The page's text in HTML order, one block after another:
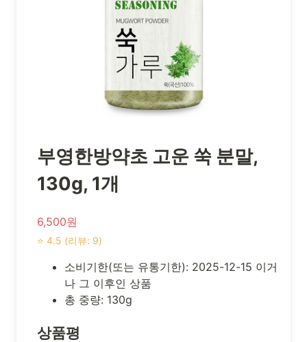
부영한방약초 고운 쑥 분말,
130g, 1개
6,500원
⭐ 4.5 (리뷰: 9)
소비기한(또는 유통기한): 2025-12-15 이거
나 그 이후인 상품
총 중량: 130g
상품평